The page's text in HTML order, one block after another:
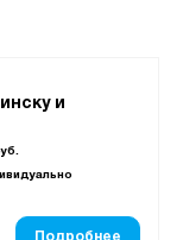
и
Подробнее